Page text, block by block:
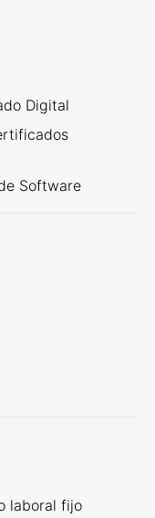
Digital
Software
laboral fijo